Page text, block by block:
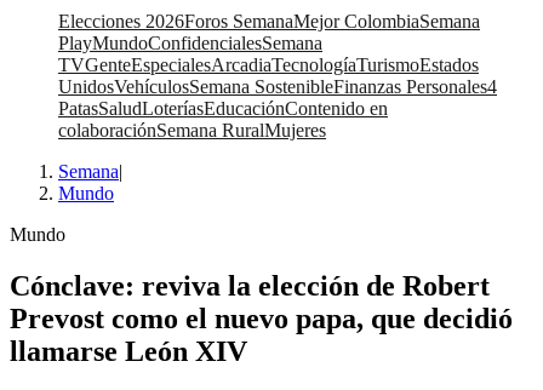
Elecciones 2026Foros SemanaMejor ColombiaSemana
PlayMundoConfidencialesSemana
TVGenteEspecialesArcadiaTecnologíaTurismoEstados
UnidosVehículosSemana SostenibleFinanzas Personales4
PatasSaludLoteríasEducaciónContenido en
colaboraciónSemana RuralMujeres
Semana|
Mundo
Mundo
Cónclave: reviva la elección de Robert
Prevost como el nuevo papa, que decidió
llamarse León XIV